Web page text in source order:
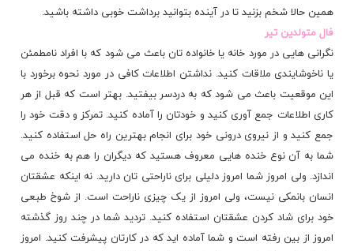
همین حالا شخم بزنید تا در آینده بتوانید برداشت خوبی داشته باشید.
فال متولدین تیر
نگرانی هایی در مورد خانه یا خانواده تان باعث می شود که با افراد نامطمئن
یا ناخوشایندی ملاقات کنید. نداشتن اطلاعات کافی در مورد نحوه برخورد با
این موقعیت باعث می شود که به دردسر بیفتید. بهتر است که قبل از هر
کاری اطلاعات جمع آوری کنید و خودتان را آماده کنید. تمرکز و دقت خود را
جمع کنید و از نیروی درونی خود برای انجام بهترین راه حل استفاده کنید.
شما به آن نوع خنده هایی معروف هستید که دیگران را هم به خنده می
اندازد. ولی امروز شما امروز دلیلی برای ناراحتی تان دارید. نه اینکه عشقتان
انسان بانمکی نیست، ولی امروز از یک چیزی ناراحت است. از شوخ طبعی
خود برای شاد کردن عشقتان استفاده کنید. تردید شما در چند روز گذشته
امروز از بین رفته است و شما آماده اید که در کارتان پیشرفت کنید. امروز